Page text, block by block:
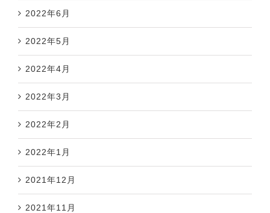
2022年6月
2022年5月
2022年4月
2022年3月
2022年2月
2022年1月
2021年12月
2021年11月